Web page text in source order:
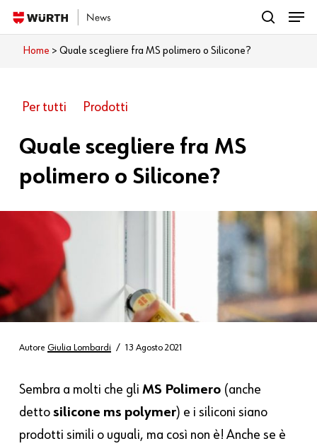
Skip
to
mainCosa vuoi leggere?
search
Menu
Home > Quale scegliere fra MS polimero o Silicone?
Per tutti Prodotti
Quale scegliere fra MS
polimero o Silicone?
Autore Giulia Lombardi 13 Agosto 2021
Sembra a molti che gli MS Polimero(anche
detto silicone ms polymer) e i siliconi siano
prodotti simili o uguali, ma così non è! Anche se è